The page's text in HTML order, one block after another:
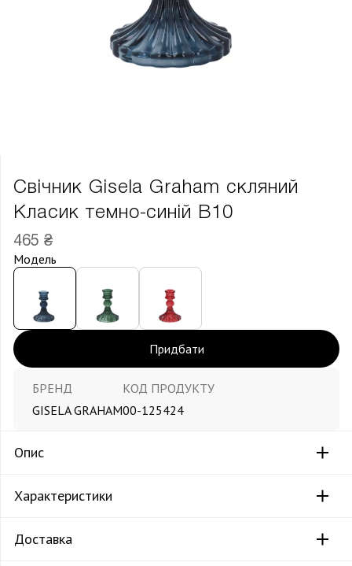
Свічник Gisela Graham скляний
Класик темно-синій В10
465 ₴
Модель
Придбати
БРЕНД
GISELA GRAHAM
КОД ПРОДУКТУ
00-125424
Опис
Характеристики
Доставка